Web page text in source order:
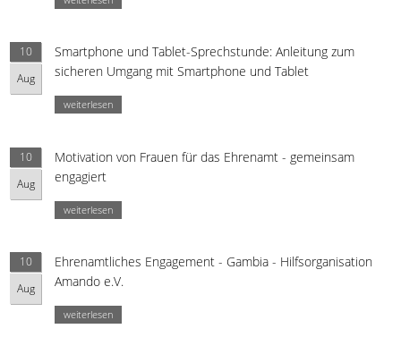
10
Aug
Smartphone und Tablet-Sprechstunde: Anleitung zum
sicheren Umgang mit Smartphone und Tablet
weiterlesen
10
Aug
Motivation von Frauen für das Ehrenamt - gemeinsam
engagiert
weiterlesen
10
Aug
Ehrenamtliches Engagement - Gambia - Hilfsorganisation
Amando e.V.
weiterlesen